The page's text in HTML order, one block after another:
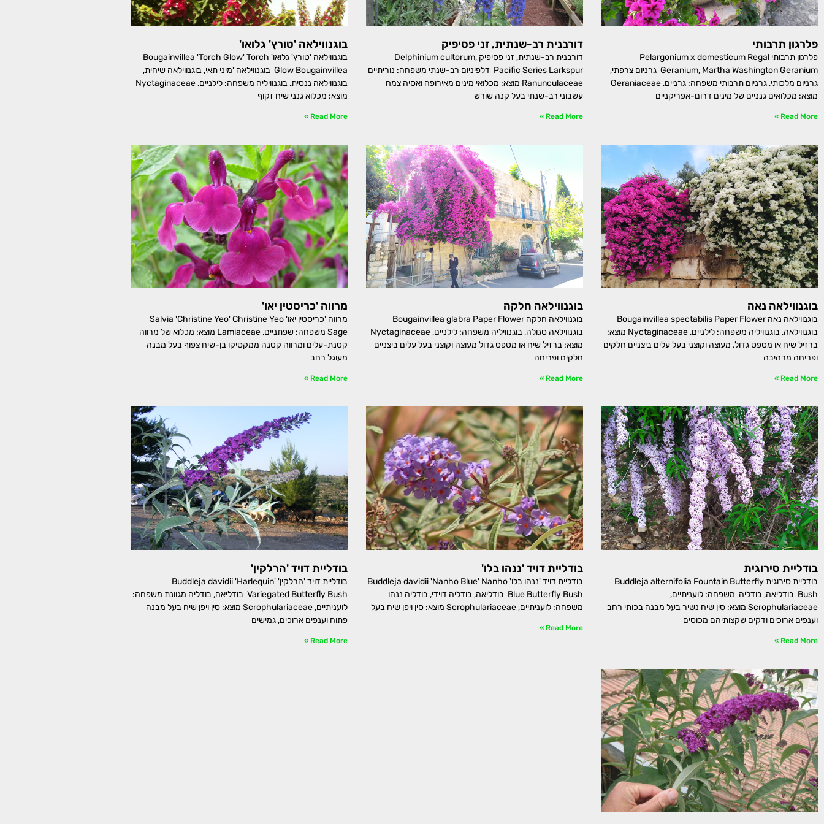
פלרגון תרבותי
פלרגון תרבותי Pelargonium x domesticum Regal
Geranium, Martha Washington Geranium גרניום צרפתי,
גרניום מלכותי, גרניום תרבותי משפחה: גרניים, Geraniaceae
מוצא: מכלואים גנניים של מינים דרום-אפריקניים
Read More »
דורבנית רב-שנתית, זני פסיפיק
דורבנית רב-שנתית, זני פסיפיק Delphinium cultorum,
Pacific Series Larkspur דלפיניום רב-שנתי משפחה: נוריתיים
Ranunculaceae מוצא: מכלואי מינים מאירופה ואסיה צמח
עשבוני רב-שנתי בעל קנה שורש
Read More »
בוגנווילאה 'טורץ' גלואו'
בוגנווילאה 'טורץ' גלואו' Bougainvillea 'Torch Glow' Torch
Glow Bougainvillea בוגנווילאה 'מיני תאי, בוגנווילאה שיחית,
בוגנווילאה ננסית, בוגנוויליה משפחה: לילניים, Nyctaginaceae
מוצא: מכלוא גנני שיח זקוף
Read More »
בוגנווילאה נאה
בוגנווילאה, בוגנוויליה משפחה: לילניים, Nyctaginaceae מוצא:
ברזיל שיח או מטפס גדול, מעוצה וקוצני בעל עלים ביצניים חלקים
ופריחה מרהיבה
Read More »
בוגנווילאה חלקה
בוגנווילאה סגולה, בוגנוויליה משפחה: לילניים, Nyctaginaceae
מוצא: ברזיל שיח או מטפס גדול מעוצה וקוצני בעל עלים ביצניים
חלקים ופריחה
Read More »
מרווה 'כריסטין יאו'
מרווה 'כריסטין יאו' Salvia 'Christine Yeo' Christine Yeo
Sage משפחה: שפתניים, Lamiaceae מוצא: מכלוא של מרווה
קטנת-עלים ומרווה קטנה ממקסיקו בן-שיח צפוף בעל מבנה
מעוגל רחב
Read More »
בודליית סירוגית
בודליית סירוגית Buddleja alternifolia Fountain Butterfly
Bush בודליאה, בודליה משפחה: לועניתיים,
Scrophulariaceae מוצא: סין שיח נשיר בעל מבנה בכותי רחב
וענפים ארוכים ודקים שקצותיהם מכוסים
Read More »
בודליית דויד 'ננהו בלו'
בודליית דויד 'ננהו בלו' Buddleja davidii 'Nanho Blue' Nanho
Blue Butterfly Bush בודליאה, בודליה דוידי, בודליה ננהו
משפחה: לועניתיים, Scrophulariaceae מוצא: סין ויפן שיח בעל
Read More »
בודליית דויד 'הרלקין'
בודליית דויד 'הרלקין' Buddleja davidii 'Harlequin'
Variegated Butterfly Bush בודליאה, בודליה מגוונת משפחה:
לועניתיים, Scrophulariaceae מוצא: סין ויפן שיח בעל מבנה
פתוח וענפים ארוכים, גמישים
Read More »